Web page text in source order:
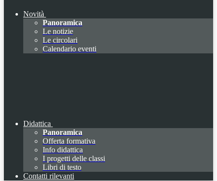
Novità
Panoramica
Le notizie
Le circolari
Calendario eventi
Didattica
Panoramica
Offerta formativa
Info didattica
I progetti delle classi
Libri di testo
Contatti rilevanti